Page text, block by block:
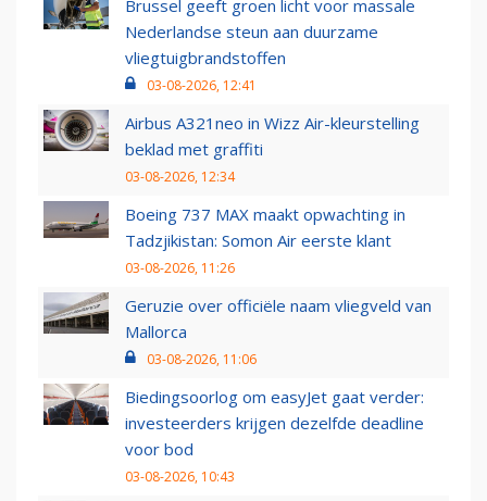
Brussel geeft groen licht voor massale
Nederlandse steun aan duurzame
vliegtuigbrandstoffen
03-08-2026, 12:41
Airbus A321neo in Wizz Air-kleurstelling
beklad met graffiti
03-08-2026, 12:34
Boeing 737 MAX maakt opwachting in
Tadzjikistan: Somon Air eerste klant
03-08-2026, 11:26
Geruzie over officiële naam vliegveld van
Mallorca
03-08-2026, 11:06
Biedingsoorlog om easyJet gaat verder:
investeerders krijgen dezelfde deadline
voor bod
03-08-2026, 10:43